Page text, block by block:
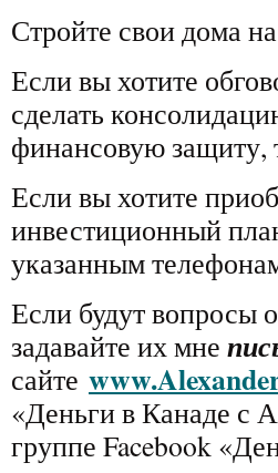
Стройте свои дома
Если вы хотите
сделать
финансовую защиту,
Если вы хотите
инвестиционный
указанным
Если будут вопросы
задавайте их мне
сайте
«Деньги в Канаде с
группе Facebook